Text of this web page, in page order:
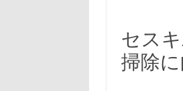
セス
掃除